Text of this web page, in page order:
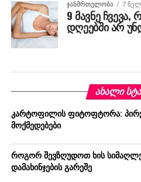
ᲯᲐᲜᲛᲠᲗᲔᲚᲝᲑᲐ 7
9 მავნე
დღეებში არ
ᲐᲮᲐᲚᲘ
კარტოფილის ფიტოფტორა:
მოქმედებები
როგორ შევზღუდოთ ხის
დამახინჯების გარეშე